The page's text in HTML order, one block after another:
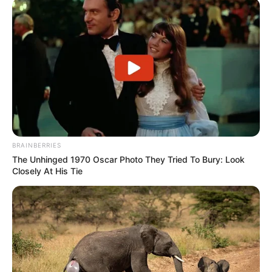
JFernando Gemin há 16 anos
Muito bom e criativo o artesanato aqui exposto,
roberta
ah gostei mais poderia ter umas coisas so um
adorei muito e facil! fiz uma pra minha filha!
ANA LUCIA há 15 anos
Lindo! muita criatividade. Parabéns!
BRAINBERRIES
The Unhinged 1970 Oscar Photo They Tried To Bury: Look
Closely At His Tie